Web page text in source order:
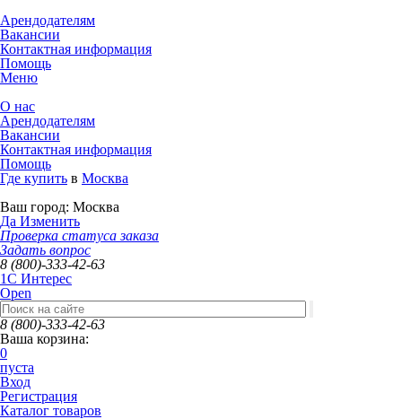
Арендодателям
Вакансии
Контактная информация
Помощь
Меню
О нас
Арендодателям
Вакансии
Контактная информация
Помощь
Где купить в Москва
Ваш город: Москва
Да Изменить
Проверка статуса заказа
Задать вопрос
8 (800)-333-42-63
1C Интерес
Open
8 (800)-333-42-63
Ваша корзина:
0
пуста
Вход
Регистрация
Каталог товаров